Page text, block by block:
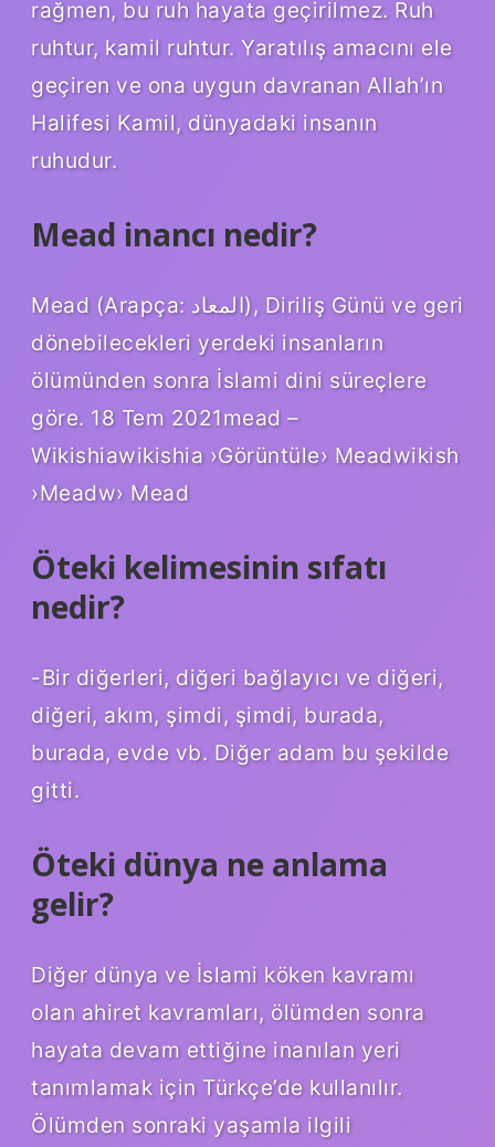
rağmen, bu ruh hayata geçirilmez. Ruh
ruhtur, kamil ruhtur. Yaratılış amacını ele
geçiren ve ona uygun davranan Allah’ın
Halifesi Kamil, dünyadaki insanın
ruhudur.
Mead inancı nedir?
Mead (Arapça: المعاد), Diriliş Günü ve geri
dönebilecekleri yerdeki insanların
ölümünden sonra İslami dini süreçlere
göre. 18 Tem 2021mead –
Wikishiawikishia ›Görüntüle› Meadwikish
›Meadw› Mead
Öteki kelimesinin sıfatı
nedir?
-Bir diğerleri, diğeri bağlayıcı ve diğeri,
diğeri, akım, şimdi, şimdi, burada,
burada, evde vb. Diğer adam bu şekilde
gitti.
Öteki dünya ne anlama
gelir?
Diğer dünya ve İslami köken kavramı
olan ahiret kavramları, ölümden sonra
hayata devam ettiğine inanılan yeri
tanımlamak için Türkçe’de kullanılır.
Ölümden sonraki yaşamla ilgili